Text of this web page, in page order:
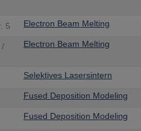
5 Electron Beam Melting
/
Electron Beam Melting
Selektives Lasersintern
Fused Deposition Modeling
Fused Deposition Modeling